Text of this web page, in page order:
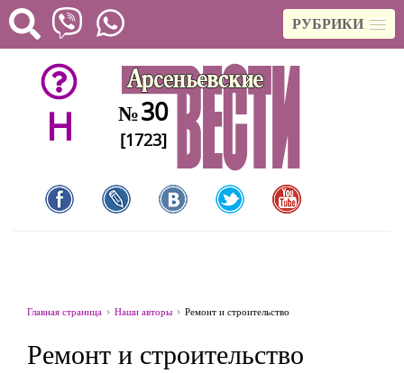
РУБРИКИ
H №30
[1723]
Главная страница Наши авторы Ремонт и строительство
Ремонт и строительство